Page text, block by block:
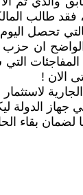
تحصل اليوم
الواضح ان
التي
الان !
جهاز الدولة
لضمان